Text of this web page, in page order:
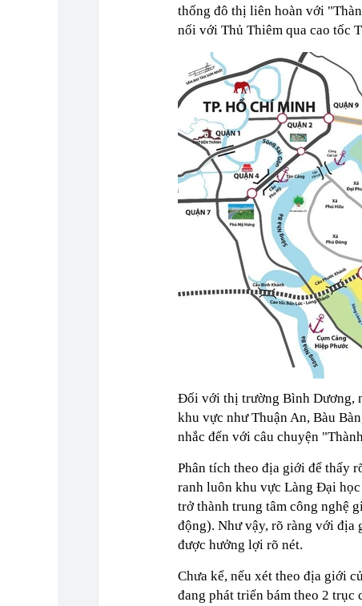
thống đô thị liên hoàn với
nối với Thủ Thiêm qua cao tốc
Đối với thị trường Bình Dương,
khu vực như Thuận An, Bàu
nhắc đến với câu chuyện
Phân tích theo địa giới để thấy
ranh luôn khu vực Làng Đại
trở thành trung tâm công nghệ
động). Như vậy, rõ ràng với địa
được hưởng lợi rõ nét.
Chưa kể, nếu xét theo địa giới
đang phát triển bám theo 2